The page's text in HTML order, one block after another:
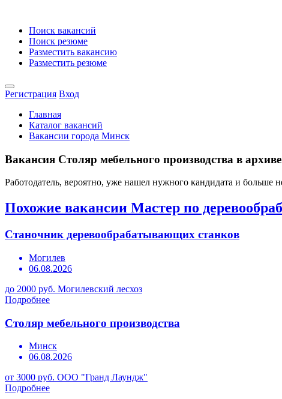
Поиск вакансий
Поиск резюме
Разместить вакансию
Разместить резюме
Регистрация Вход
Главная
Каталог вакансий
Вакансии города Минск
Вакансия Столяр мебельного производства в
Работодатель, вероятно, уже нашел нужного кандидата и
Похожие вакансии Мастер по
Станочник деревообрабатывающих станков
Могилев
06.08.2026
до 2000 руб. Могилевский лесхоз
Подробнее
Столяр мебельного производства
Минск
06.08.2026
от 3000 руб. ООО "Гранд Лаундж"
Подробнее